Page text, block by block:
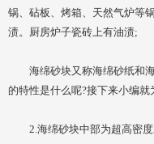
锅、砧板、烤箱、天然气炉等
渍。厨房炉子瓷砖上有油渍;
海绵砂块又称海绵砂纸和海
的特性是什么呢?接下来小编就
2.海绵砂块中部为超高密度